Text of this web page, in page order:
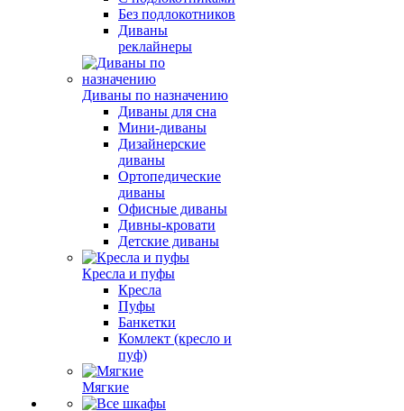
Без подлокотников
Диваны
реклайнеры
Диваны по назначению
Диваны для сна
Мини-диваны
Дизайнерские
диваны
Ортопедические
диваны
Офисные диваны
Дивны-кровати
Детские диваны
Кресла и пуфы
Кресла
Пуфы
Банкетки
Комлект (кресло и
пуф)
Мягкие